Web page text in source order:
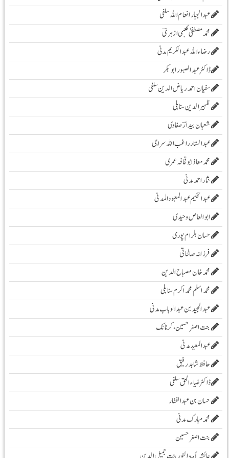
عبدالجبار انعام اللہ سلفی
محمد مصطفیٰ کعبی ازہریؔ
رضاء اللہ عبد الکریم مدنی
ڈاکٹر عبد الصبور ابو بکر
سفیان احمد ریاض الدین سلفی
ظہیرالدین سنابلی
شعبان بیدارؔ صفاوی
عبدالستار راغب اللہ سراجی
محمدمعاذابوقحافہ عمری
نثار احمد مدنی
عبدالحکیم عبدالمعبودالمدنی
ابو العاص وحیدی
حسان بلرام پوری
فرزانہ صالحاتی
محمد خان مصباح الدین
محمد اسلم محمد اکرم سنابلی
عبد المجید بن عبد الوہاب مدنی
بنت اصغر حسین، کرناٹک
عبدالمعید مدنی
حافظ شاہد رفیق
ڈاکٹر ضیاء الحق سلفی
حسان بن عبدالغفار
محمد مبارک مدنی
بنت اصغر حسین